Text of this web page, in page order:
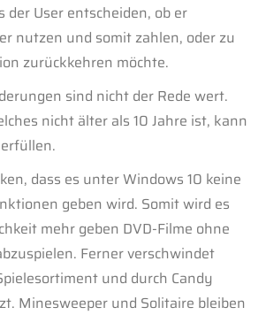
der User entscheiden, ob er
nutzen und somit zahlen, oder zu
zurückkehren möchte.
sind nicht der Rede wert.
nicht älter als 10 Jahre ist, kann
dass es unter Windows 10 keine
geben wird. Somit wird es
mehr geben DVD-Filme ohne
Ferner verschwindet
und durch Candy
Minesweeper und Solitaire bleiben